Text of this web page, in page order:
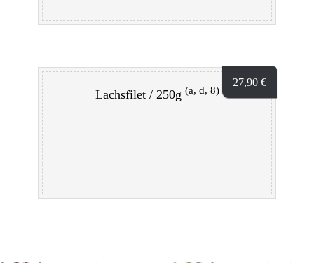
27,90 €
Lachsfilet / 250g (a, d, 8)